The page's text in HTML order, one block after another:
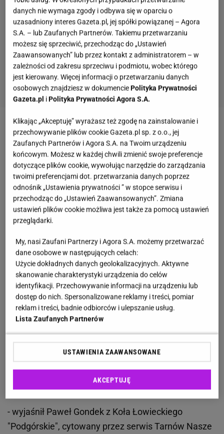
Zobacz wideoDlaczego niedźwiedzie schodzą do
siedzib ludzkich? Sami jesteśmy sobie winni
Tarnów: Niedźwiedź brunatny grasuje w lesie. Są
zadrapania na drzewach i zdjęcia
Fotopułapka
zarejestrowała niedźwiedzia
zapuścił się do lasu znajdującego się na
pograniczuwsi Łękawka (gmina Tarnów) i Łękawica
(gmina Skrzyszów). Zdjęcia zostały wykonane we
wtorek 14 maja 2024 roku.
Już wcześniej mieliśmy sygnał o tym, że
drapieżnik może być w naszej okolicy.
Świadczyć miały o tym okorowane przez
niego pazurami drzewa w rejonie Szynwałdu
i Zalasowej. Ale nie byliśmy tego pewni na
- wyjaśnił Paweł Gondek z Koła Łowieckiego
"Podgórskie", cytowany przez serwis Tarnów Nasze
danych nie wymaga zgody i odbywa się w oparciu o
uzasadniony interes Gazeta.pl, jej spółki powiązanej – Agora
S.A. – lub Zaufanych Partnerów. Takiemu przetwarzaniu
możesz się sprzeciwić, przechodząc do „Ustawień
Zaawansowanych” lub przez kontakt z administratorem – w
zależności od zakresu sprzeciwu i podmiotu, wobec którego
jest kierowany. Więcej informacji o przetwarzaniu danych
osobowych znajdziesz w dokumenciePolityka Prywatności
Gazeta.pl iPolityka Prywatności Agora S.A.
Klikając „Akceptuję” wyrażasz też zgodę na zainstalowanie i
przechowywanie plików cookie Gazeta.pl sp. z o.o., jej
Zaufanych Partnerów i Agora S.A. na Twoim urządzeniu
końcowym. Możesz w każdej chwili zmienić swoje preferencje
dotyczące plików cookie, wywołując narzędzie do zarządzania
twoimi preferencjami dot. przetwarzania danych poprzez
odnośnik „Ustawienia prywatności ” w stopce serwisu i
przechodząc do „Ustawień Zaawansowanych”. Zmiana
ustawień plików cookie możliwa jest także za pomocą ustawień
przeglądarki.
My, nasi Zaufani Partnerzy i Agora S.A. możemy przetwarzać
dane osobowe w następujących celach:
Użycie dokładnych danych geolokalizacyjnych. Aktywne
skanowanie charakterystyki urządzenia do celów
identyfikacji. Przechowywanie informacji na urządzeniu lub
dostęp do nich. Spersonalizowane reklamy i treści, pomiar
reklam i treści, badnie odbiorców i ulepszanie usług.
Lista Zaufanych Partnerów
USTAWIENIA ZAAWANSOWANE
AKCEPTUJĘ